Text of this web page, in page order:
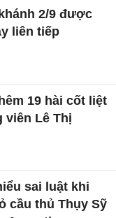
2/9 được
liên tiếp
19 hài cốt liệt
viên Lê Thị
sai luật khi
cầu thủ Thụy Sỹ